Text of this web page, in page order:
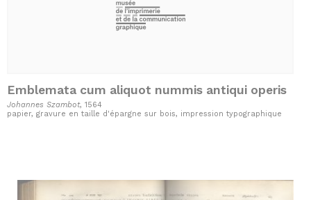
Emblemata cum aliquot nummis antiqui operis
Johannes Szambot, 1564
papier, gravure en taille d'épargne sur bois, impression typographique